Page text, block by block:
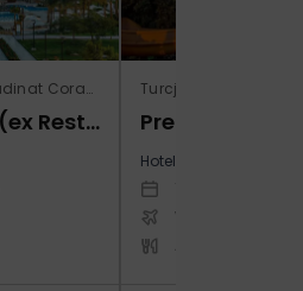
Egipt / Marsa El Alam / Madinat Coraya
Jaz Grand Marsa (ex Resta Grand Resort)
Turcja / Riwiera
Prestige
Hotel:
Warszawa -